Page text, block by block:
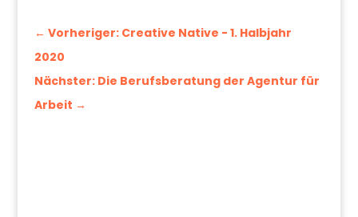
← Vorheriger: Creative Native - 1. Halbjahr
2020
Nächster: Die Berufsberatung der Agentur für
Arbeit →